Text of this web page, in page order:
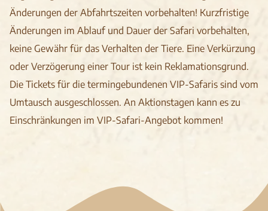
Änderungen der Abfahrtszeiten vorbehalten! Kurzfristige
Änderungen im Ablauf und Dauer der Safari vorbehalten,
keine Gewähr für das Verhalten der Tiere. Eine Verkürzung
oder Verzögerung einer Tour ist kein Reklamationsgrund.
Die Tickets für die termingebundenen VIP-Safaris sind vom
Umtausch ausgeschlossen. An Aktionstagen kann es zu
Einschränkungen im VIP-Safari-Angebot kommen!